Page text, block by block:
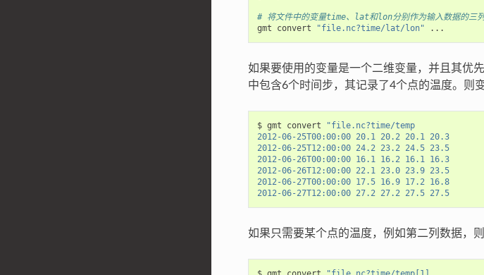
# 将文件中的变量time、lat和lon分别作为输入数据的三
gmt convert
"file.nc?time/lat/lon"
如果要使用的变量是一个二维变量，并且其优
中包含6个时间步，其记录了4个点的温度。则
$ gmt convert
"file.nc?time/temp
2012-06-25T00:00:00 20.1 20.2 20.1 20.3
2012-06-25T12:00:00 24.2 23.2 24.5 23.5
2012-06-26T00:00:00 16.1 16.2 16.1 16.3
2012-06-26T12:00:00 22.1 23.0 23.9 23.5
2012-06-27T00:00:00 17.5 16.9 17.2 16.8
2012-06-27T12:00:00 27.2 27.2 27.5 27.5
如果只需要某个点的温度，例如第二列数据，